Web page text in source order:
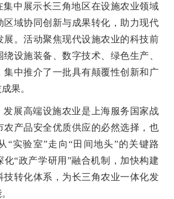
集中展示长三角地区在设施农业领域
区域协同创新与成果转化，助力现代
展。活动聚焦现代设施农业的科技前
设施装备、数字技术、绿色生产、
集中推介了一批具有颠覆性创新和广
果。
发展高端设施农业是上海服务国家战
农产品安全优质供应的必然选择，也
“实验室”走向“田间地头”的关键路
化“政产学研用”融合机制，加快构建
技转化体系，为长三角农业一体化发